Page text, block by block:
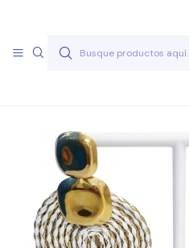
Inicio Joyas Acero Quirúgico
Aros A.Q. Variados